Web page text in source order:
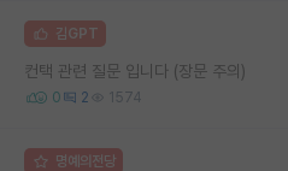
김GPT
컨택 관련 질문 입니다 (장문 주의)
0 2 1574
명예의전당